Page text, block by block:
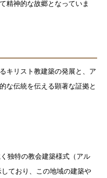
精神的な故郷となっていま
キリスト教建築の発展と、ア
な伝統を伝える顕著な証拠と
独特の教会建築様式（アル
ており、この地域の建築や